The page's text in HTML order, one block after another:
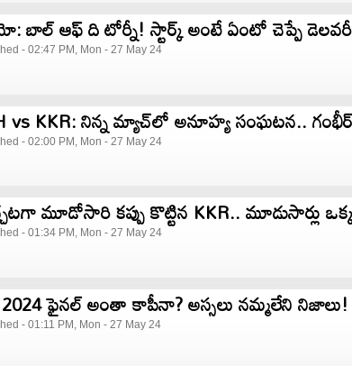
బాల్‌ ఆఫ్‌ ది టోర్నీ! స్టార్క్‌ అంటే ఏంటో చెప్పే
- 02:47 PM, Mon - 27 May 24
vs KKR: నిన్న మ్యాచ్​లో అనూహ్య సంఘటన..
- 02:00 PM, Mon - 27 May 24
మూడోసారి కప్పు కొట్టిన KKR.. మూడుసార్లు
- 01:34 PM, Mon - 27 May 24
ఫైనల్‌ అంతా కాపీనా? అస్సలు నమ్మలేని నిజాలు!
- 01:11 PM, Mon - 27 May 24